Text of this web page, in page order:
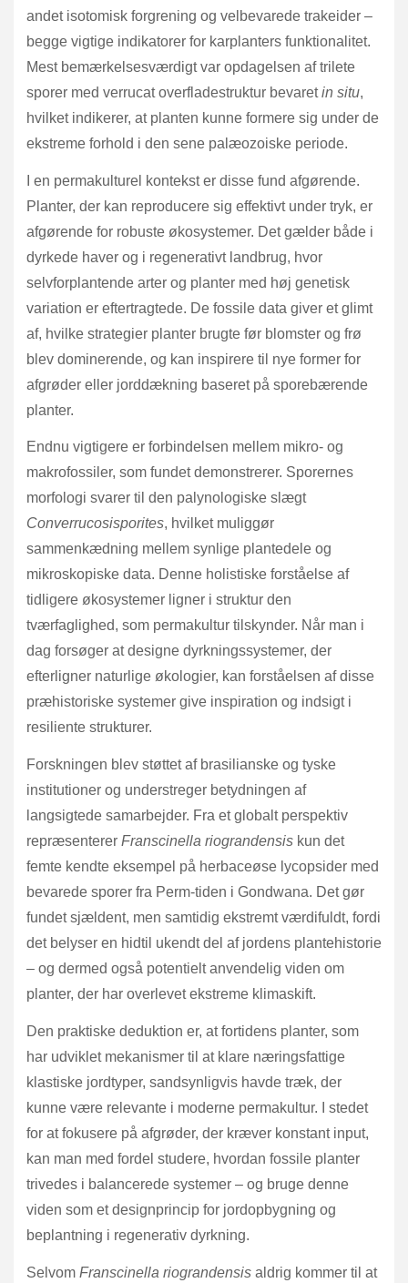
andet isotomisk forgrening og velbevarede trakeider –
begge vigtige indikatorer for karplanters funktionalitet.
Mest bemærkelsesværdigt var opdagelsen af trilete
sporer med verrucat overfladestruktur bevaretin situ,
hvilket indikerer, at planten kunne formere sig under de
ekstreme forhold i den sene palæozoiske periode.
I en permakulturel kontekst er disse fund afgørende.
Planter, der kan reproducere sig effektivt under tryk, er
afgørende for robuste økosystemer. Det gælder både i
dyrkede haver og i regenerativt landbrug, hvor
selvforplantende arter og planter med høj genetisk
variation er eftertragtede. De fossile data giver et glimt
af, hvilke strategier planter brugte før blomster og frø
blev dominerende, og kan inspirere til nye former for
afgrøder eller jorddækning baseret på sporebærende
planter.
Endnu vigtigere er forbindelsen mellem mikro- og
makrofossiler, som fundet demonstrerer. Sporernes
morfologi svarer til den palynologiske slægt
Converrucosisporites, hvilket muliggør
sammenkædning mellem synlige plantedele og
mikroskopiske data. Denne holistiske forståelse af
tidligere økosystemer ligner i struktur den
tværfaglighed, som permakultur tilskynder. Når man i
dag forsøger at designe dyrkningssystemer, der
efterligner naturlige økologier, kan forståelsen af disse
præhistoriske systemer give inspiration og indsigt i
resiliente strukturer.
Forskningen blev støttet af brasilianske og tyske
institutioner og understreger betydningen af
langsigtede samarbejder. Fra et globalt perspektiv
repræsenterer Franscinella riograndensis kun det
femte kendte eksempel på herbaceøse lycopsider med
bevarede sporer fra Perm-tiden i Gondwana. Det gør
fundet sjældent, men samtidig ekstremt værdifuldt, fordi
det belyser en hidtil ukendt del af jordens plantehistorie
– og dermed også potentielt anvendelig viden om
planter, der har overlevet ekstreme klimaskift.
Den praktiske deduktion er, at fortidens planter, som
har udviklet mekanismer til at klare næringsfattige
klastiske jordtyper, sandsynligvis havde træk, der
kunne være relevante i moderne permakultur. I stedet
for at fokusere på afgrøder, der kræver konstant input,
kan man med fordel studere, hvordan fossile planter
trivedes i balancerede systemer – og bruge denne
viden som et designprincip for jordopbygning og
beplantning i regenerativ dyrkning.
Selvom Franscinella riograndensis aldrig kommer til at